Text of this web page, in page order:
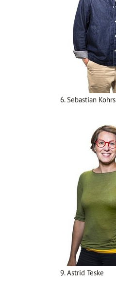
6. Sebastian Kohrs
9. Astrid Teske